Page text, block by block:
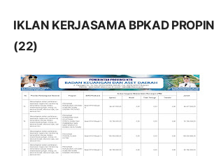
IKLAN KERJASAMA BPKAD
(22)